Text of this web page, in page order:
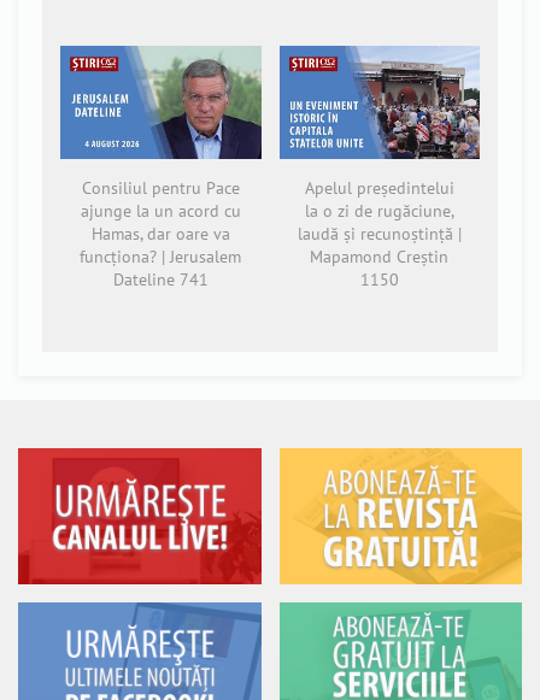
Consiliul pentru Pace
ajunge la un acord cu
Hamas, dar oare va
funcționa? | Jerusalem
Dateline 741
Apelul președintelui
la o zi de rugăciune,
laudă și recunoștință |
Mapamond Creștin
1150